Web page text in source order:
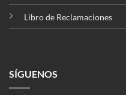
Libro de Reclamaciones
SÍGUENOS